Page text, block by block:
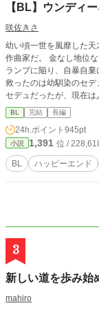
【BL】ウンディ
咲佐きさ
幼い頃一世を風靡した
作曲家だ。 金なし地位
ランプに陥り、自暴自
救ったのは幼馴染のセデュイールだった。 8年
セデュだったが、現在
ュはルーを金銭的に援助す
ヨーロッパを舞台に、ろ
トーリー。 ※BLメイン
BL 完結 長編
24h.ポイント 945pt
小説 1,391 位 /
BL ハッピーエンド
3
新しい道を歩み始
mahiro